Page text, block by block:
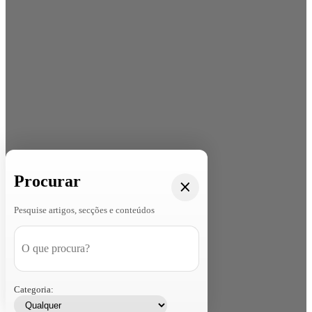
Procurar
Pesquise artigos, secções e conteúdos
Categoria: